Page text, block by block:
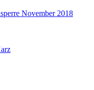
November 2018